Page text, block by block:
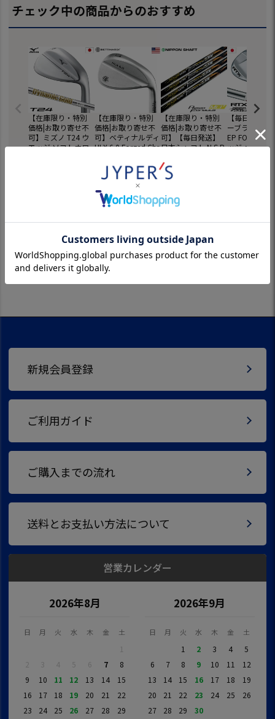
チェック中の商品からのおすすめ
【在庫限り・特別
価格|お取り寄せ不
可】ミズノ T24 ウ
エッジ ソフトホワ
【在庫限り・特別
価格|お取り寄せ不
可】ベティナルディ
HLX 6.0 Forged Chr
ッジ メンズ 右用 Dy
namic Gold スチー
ルシャフト USA直
輸入品 BETTINARDI
並行輸入品 ゴルフ
【在庫限り・特別
価格|お取り寄せ不
可】【毎日発送】
日本シャフト N.S.P
MB＋ (レジオフォ
ーミュラ) ウッド用
単品 日本正規品
【ドライバー用】
ッド用】【シャフ
ト単品】【2021年1
月発売】
【毎日発送】
ーブランド
EP FORGED
ッジ メンズ
最近チェックした商品
新規会員登録
ご利用ガイド
ご購入までの流れ
送料とお支払い方法について
営業カレンダー
2026年8月
日 月 火 水 木 金 土
1
2
3 4 5 6 7
8
9
10 11 12 13 14
15
16
17 18 19 20 21
22
23
24 25 26 27 28
29
2026年9月
日 月 火 水 木 金 土
1 2 3 4
5
6
7 8 9 10 11
12
13
14 15 16 17 18
19
20
21 22 23 24 25
26
27
28 29 30